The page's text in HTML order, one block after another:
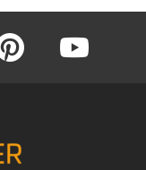
Instagram
pinterest KriptoHaber